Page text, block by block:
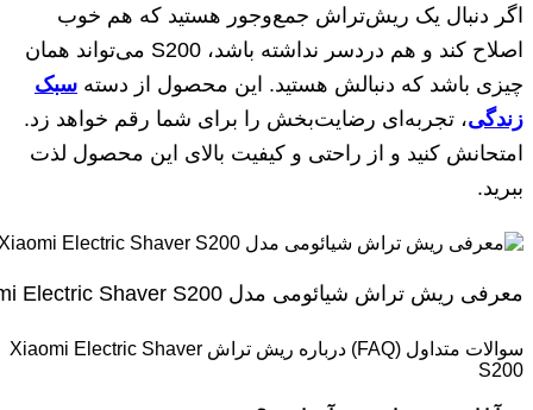
اگر دنبال یک ریش‌تراش جمع‌وجور هستید که هم خوب
اصلاح کند و هم دردسر نداشته باشد، S200 می‌تواند همان
چیزی باشد که دنبالش هستید. این محصول از دسته سبک
زندگی، تجربه‌ای رضایت‌بخش را برای شما رقم خواهد زد.
امتحانش کنید و از راحتی و کیفیت بالای این محصول لذت
ببرید.
معرفی ریش تراش شیائومی مدل Xiaomi Electric Shaver S200
سوالات متداول (FAQ) درباره ریش تراش Xiaomi Electric Shaver
S200